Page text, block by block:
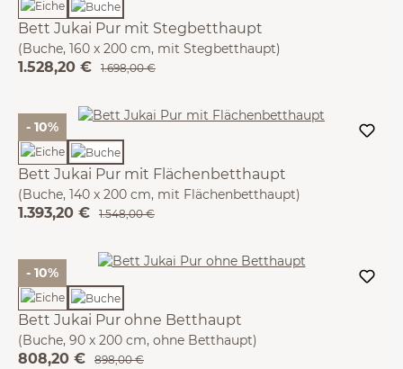
Bett Jukai Pur mit Stegbetthaupt
(Buche, 160 x 200 cm, mit Stegbetthaupt)
1.528,20 € 1.698,00 €
- 10%
Bett Jukai Pur mit Flächenbetthaupt
(Buche, 140 x 200 cm, mit Flächenbetthaupt)
1.393,20 € 1.548,00 €
- 10%
Bett Jukai Pur ohne Betthaupt
(Buche, 90 x 200 cm, ohne Betthaupt)
808,20 € 898,00 €